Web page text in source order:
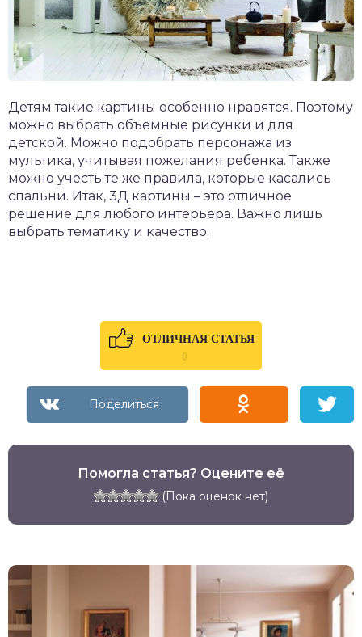
Детям такие картины особенно нравятся. Поэтому
можно выбрать объемные рисунки и для
детской. Можно подобрать персонажа из
мультика, учитывая пожелания ребенка. Также
можно учесть те же правила, которые касались
спальни. Итак, 3Д картины – это отличное
решение для любого интерьера. Важно лишь
выбрать тематику и качество.
ОТЛИЧНАЯ СТАТЬЯ
0
Помогла статья? Оцените её
(Пока оценок нет)